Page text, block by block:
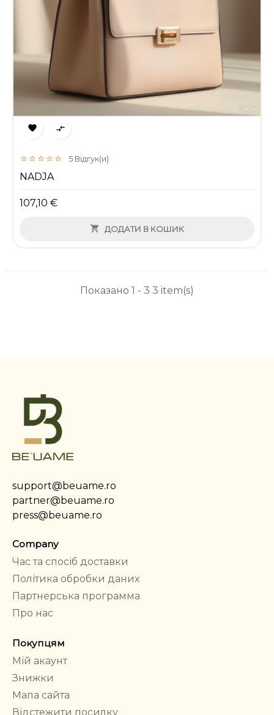
 
5 Відгук(и)
NADJA
107,10 €
 ДОДАТИ В КОШИК
Показано 1 - 3 3 item(s)
support@beuame.ro
partner@beuame.ro
press@beuame.ro
Company
Час та спосіб доставки
Політика обробки даних
Партнерська программа
Про нас
Покупцям
Мій акаунт
Знижки
Мапа сайта
Відстежити посилку